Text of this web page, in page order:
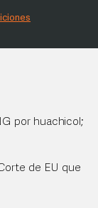
por huachicol;
de EU que